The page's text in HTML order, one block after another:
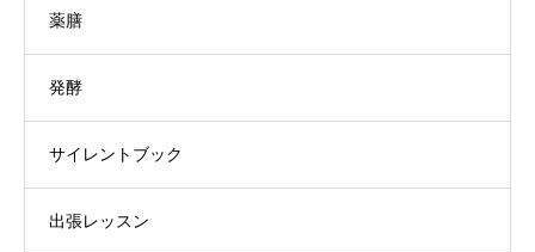
薬膳
発酵
サイレントブック
出張レッスン